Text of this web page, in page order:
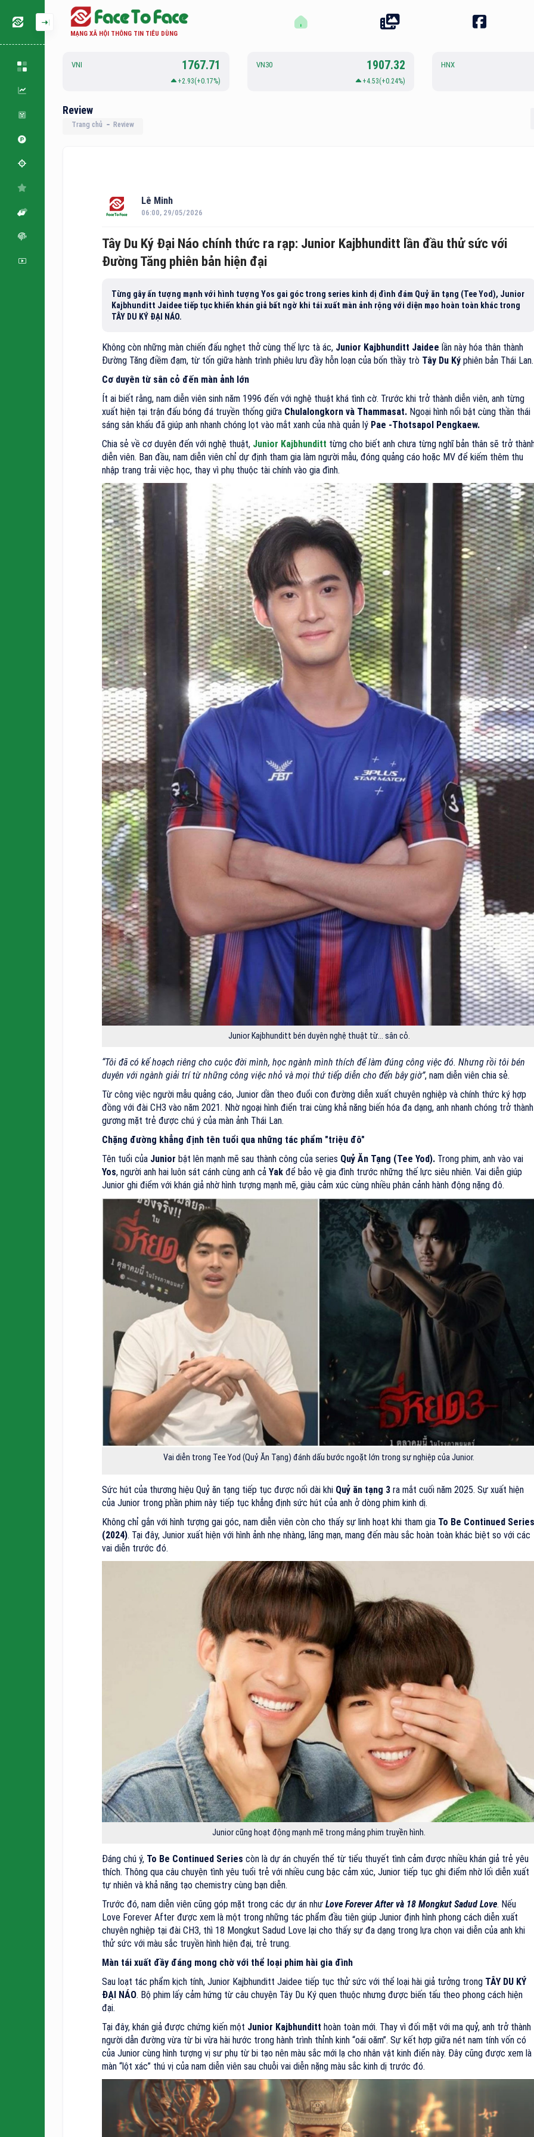
MẠNG XÃ HỘI THÔNG TIN TIÊU DÙNG
127.33 VNI 1767.71
+2.93(+0.17%)
VN30 1907.32
+4.53(+0.24%)
HNX
Review
Trang chủ Review
Lê Minh
06:00, 29/05/2026
Tây Du Ký Đại Náo chính thức ra rạp: Junior Kajbhunditt lần đầu thử sức với
Đường Tăng phiên bản hiện đại
Từng gây ấn tượng mạnh với hình tượng Yos gai góc trong series kinh dị đình đám Quỷ ăn tạng (Tee Yod), Junior
Kajbhunditt Jaidee tiếp tục khiến khán giả bất ngờ khi tái xuất màn ảnh rộng với diện mạo hoàn toàn khác trong
TÂY DU KÝ ĐẠI NÁO.
Không còn những màn chiến đấu nghẹt thở cùng thế lực tà ác, Junior Kajbhunditt Jaidee lần này hóa thân thành
Đường Tăng điềm đạm, từ tốn giữa hành trình phiêu lưu đầy hỗn loạn của bốn thầy trò Tây Du Ký phiên bản Thái Lan.
Cơ duyên từ sân cỏ đến màn ảnh lớn
Ít ai biết rằng, nam diễn viên sinh năm 1996 đến với nghệ thuật khá tình cờ. Trước khi trở thành diễn viên, anh từng
xuất hiện tại trận đấu bóng đá truyền thống giữa Chulalongkorn và Thammasat. Ngoại hình nổi bật cùng thần thái
sáng sân khấu đã giúp anh nhanh chóng lọt vào mắt xanh của nhà quản lý Pae -Thotsapol Pengkaew.
Chia sẻ về cơ duyên đến với nghệ thuật, Junior Kajbhunditt từng cho biết anh chưa từng nghĩ bản thân sẽ trở
diễn viên. Ban đầu, nam diễn viên chỉ dự định tham gia làm người mẫu, đóng quảng cáo hoặc MV để kiếm thêm thu
nhập trang trải việc học, thay vì phụ thuộc tài chính vào gia đình.
Junior Kajbhunditt bén duyên nghệ thuật từ… sân cỏ.
“Tôi đã có kế hoạch riêng cho cuộc đời mình, học ngành mình thích để làm đúng công việc đó. Nhưng rồi tôi bén
duyên với ngành giải trí từ những công việc nhỏ và mọi thứ tiếp diễn cho đến bây giờ”, nam diễn viên chia sẻ.
Từ công việc người mẫu quảng cáo, Junior dần theo đuổi con đường diễn xuất chuyên nghiệp và chính thức ký hợp
đồng với đài CH3 vào năm 2021. Nhờ ngoại hình điển trai cùng khả năng biến hóa đa dạng, anh nhanh chóng trở thành
gương mặt trẻ được chú ý của màn ảnh Thái Lan.
Chặng đường khẳng định tên tuổi qua những tác phẩm "triệu đô"
Tên tuổi của Junior bật lên mạnh mẽ sau thành công của series Quỷ Ăn Tạng (Tee Yod). Trong phim, anh vào vai
Yos, người anh hai luôn sát cánh cùng anh cả Yak để bảo vệ gia đình trước những thế lực siêu nhiên. Vai diễn giúp
Junior ghi điểm với khán giả nhờ hình tượng mạnh mẽ, giàu cảm xúc cùng nhiều phân cảnh hành động nặng đô.
Vai diễn trong Tee Yod (Quỷ Ăn Tạng) đánh dấu bước ngoặt lớn trong sự nghiệp của Junior.
Sức hút của thương hiệu Quỷ ăn tạng tiếp tục được nối dài khi Quỷ ăn tạng 3 ra mắt cuối năm 2025. Sự xuất hiện
của Junior trong phần phim này tiếp tục khẳng định sức hút của anh ở dòng phim kinh dị.
Không chỉ gắn với hình tượng gai góc, nam diễn viên còn cho thấy sự linh hoạt khi tham gia To Be Continued Series
(2024). Tại đây, Junior xuất hiện với hình ảnh nhẹ nhàng, lãng mạn, mang đến màu sắc hoàn toàn khác biệt so với các
vai diễn trước đó.
Junior cũng hoạt động mạnh mẽ trong mảng phim truyền hình.
Đáng chú ý, To Be Continued Series còn là dự án chuyển thể từ tiểu thuyết tình cảm được nhiều khán giả trẻ yêu
thích. Thông qua câu chuyện tình yêu tuổi trẻ với nhiều cung bậc cảm xúc, Junior tiếp tục ghi điểm nhờ lối diễn xuất
tự nhiên và khả năng tạo chemistry cùng bạn diễn.
Trước đó, nam diễn viên cũng góp mặt trong các dự án như Love Forever After và 18 Mongkut Sadud Love. Nếu
Love Forever After được xem là một trong những tác phẩm đầu tiên giúp Junior định hình phong cách diễn xuất
chuyên nghiệp tại đài CH3, thì 18 Mongkut Sadud Love lại cho thấy sự đa dạng trong lựa chọn vai diễn của anh khi
thử sức với màu sắc truyền hình hiện đại, trẻ trung.
Màn tái xuất đầy đáng mong chờ với thể loại phim hài gia đình
Sau loạt tác phẩm kịch tính, Junior Kajbhunditt Jaidee tiếp tục thử sức với thể loại hài giả tưởng trong TÂY DU KÝ
ĐẠI NÁO. Bộ phim lấy cảm hứng từ câu chuyện Tây Du Ký quen thuộc nhưng được biến tấu theo phong cách hiện
đại.
Tại đây, khán giả được chứng kiến một Junior Kajbhunditt hoàn toàn mới. Thay vì đối mặt với ma quỷ, anh trở thành
người dẫn đường vừa từ bi vừa hài hước trong hành trình thỉnh kinh “oái oăm”. Sự kết hợp giữa nét nam tính vốn có
của Junior cùng hình tượng vị sư phụ từ bi tạo nên màu sắc mới lạ cho nhân vật kinh điển này. Đây cũng được xem là
màn “lột xác” thú vị của nam diễn viên sau chuỗi vai diễn nặng màu sắc kinh dị trước đó.